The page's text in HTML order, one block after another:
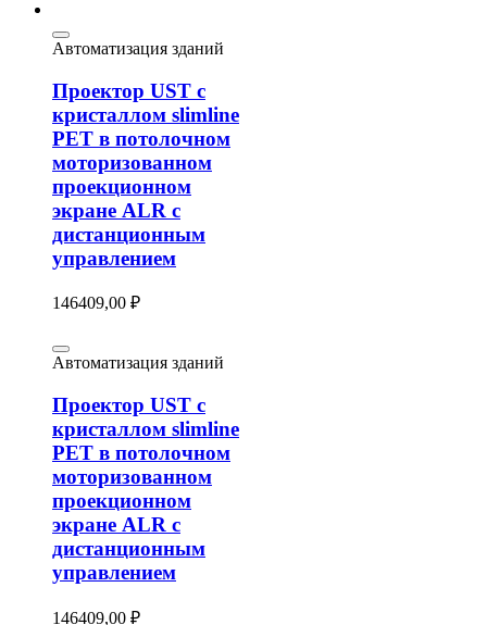
Автоматизация зданий
Проектор UST с
кристаллом slimline
PET в потолочном
моторизованном
проекционном
экране ALR с
дистанционным
управлением
146409,00 ₽
Автоматизация зданий
Проектор UST с
кристаллом slimline
PET в потолочном
моторизованном
проекционном
экране ALR с
дистанционным
управлением
146409,00 ₽